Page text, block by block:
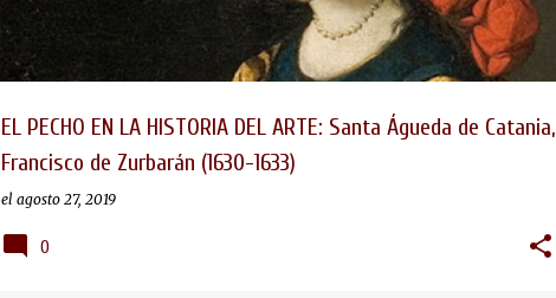
EL PECHO EN LA HISTORIA DEL ARTE: Santa Águeda de Catania,
Francisco de Zurbarán (1630-1633)
el agosto 27, 2019
0